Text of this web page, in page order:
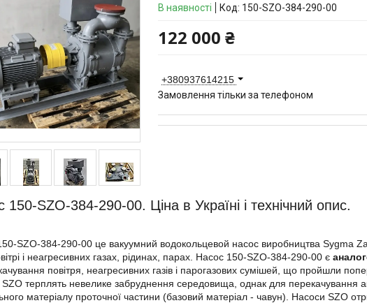
В наявності Код: 150-SZO-384-290-00
122 000 ₴
+380937614215
Замовлення тільки за телефоном
150-SZO-384-290-00. Ціна в Україні і технічний опис.
SZO-384-290-00 це вакуумний водокольцевой насос виробництва Sygma
і неагресивних газах, рідинах, парах. Насос 150-SZO-384-290-00 є
повітря, неагресивних газів і парогазових сумішей, що пройшли
терплять невелике забруднення середовища, однак для перекачування
матеріалу проточної частини (базовий матеріал - чавун). Насоси SZO